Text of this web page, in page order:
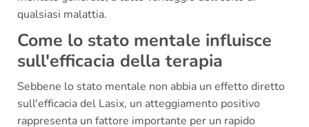
qualsiasi malattia.
Come lo stato mentale influisce
sull'efficacia della terapia
Sebbene lo stato mentale non abbia un effetto diretto
sull'efficacia del Lasix, un atteggiamento positivo
rappresenta un fattore importante per un rapido